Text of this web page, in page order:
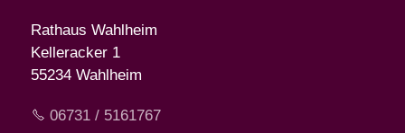
Rathaus Wahlheim
Kelleracker 1
55234 Wahlheim
06731 / 5161767